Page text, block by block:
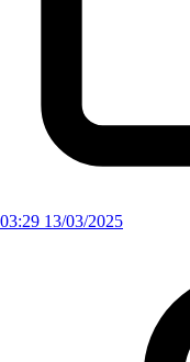
03:29 13/03/2025